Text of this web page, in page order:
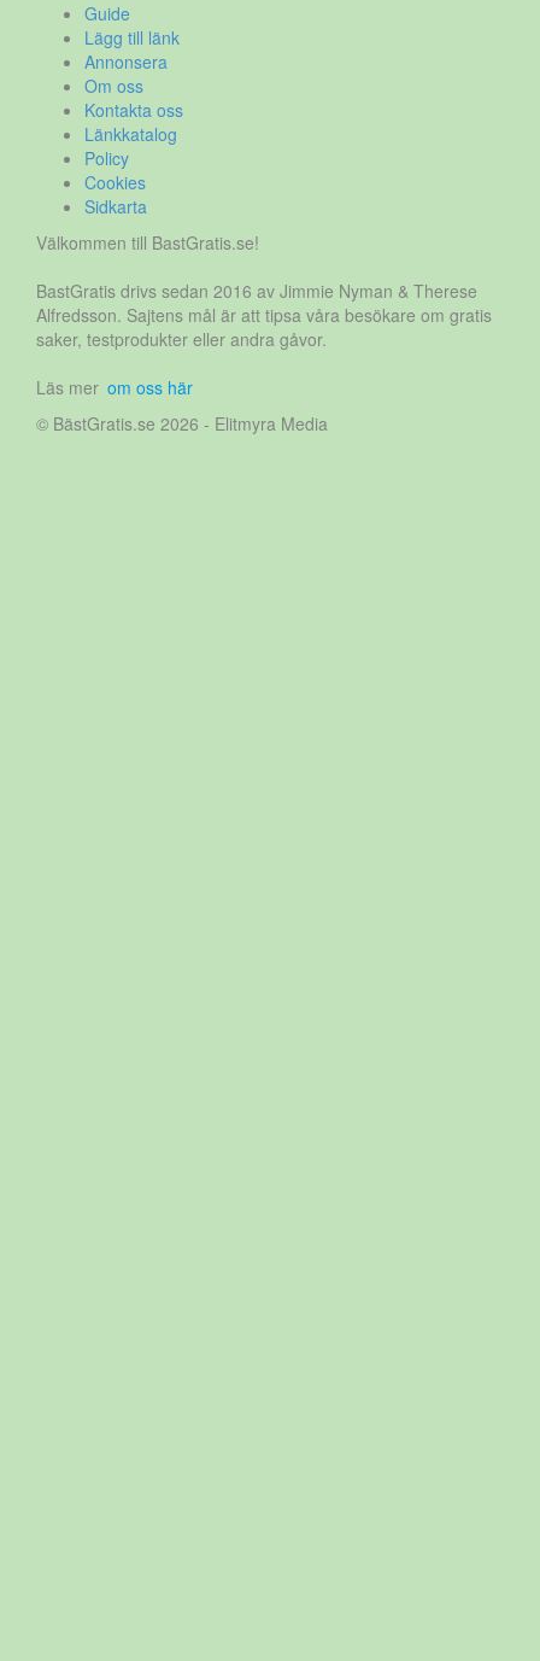
Guide
Lägg till länk
Annonsera
Om oss
Kontakta oss
Länkkatalog
Policy
Cookies
Sidkarta
Välkommen till BastGratis.se!
BastGratis drivs sedan 2016 av Jimmie Nyman & Therese
Alfredsson. Sajtens mål är att tipsa våra besökare om gratis
saker, testprodukter eller andra gåvor.
Läs mer om oss här
© BästGratis.se 2026 - Elitmyra Media